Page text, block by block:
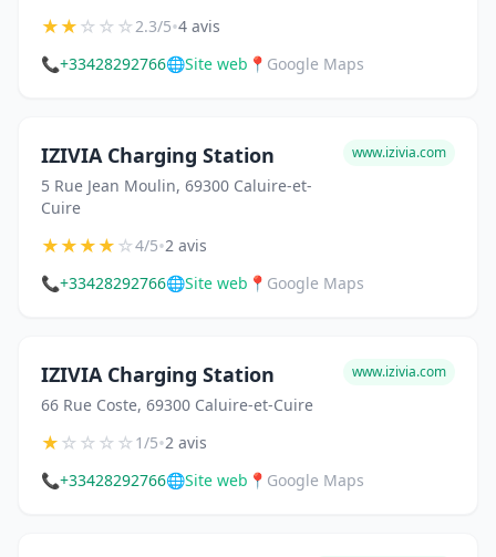
★★☆☆☆2.3/5•4 avis
📞+33428292766🌐Site web 📍 Google Maps
IZIVIA Charging Station
5 Rue Jean Moulin, 69300 Caluire-et-
Cuire
www.izivia.com
★★★★☆4/5•2 avis
📞+33428292766🌐Site web 📍 Google Maps
IZIVIA Charging Station
66 Rue Coste, 69300 Caluire-et-Cuire
www.izivia.com
★☆☆☆☆1/5•2 avis
📞+33428292766🌐Site web 📍 Google Maps